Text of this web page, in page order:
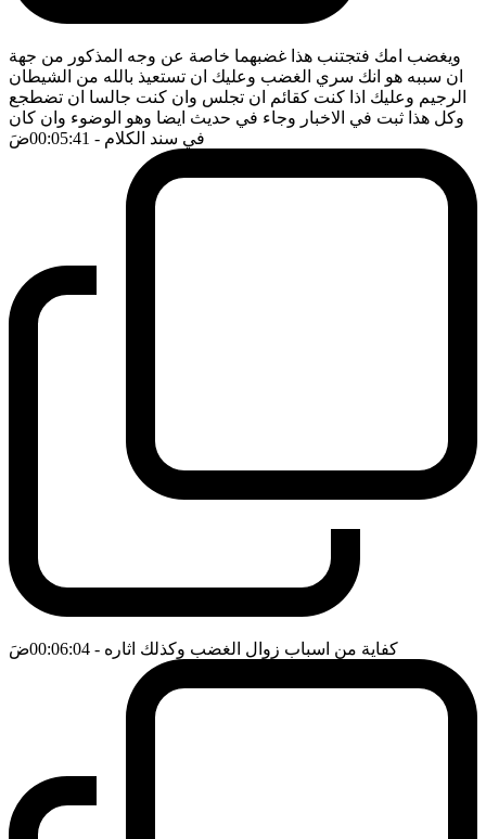
ويغضب امك فتجتنب هذا غضبهما خاصة عن وجه المذكور من جهة
ان سببه هو انك سري الغضب وعليك ان تستعيذ بالله من الشيطان
الرجيم وعليك اذا كنت كقائم ان تجلس وان كنت جالسا ان تضطجع
وكل هذا ثبت في الاخبار وجاء في حديث ايضا وهو الوضوء وان كان
في سند الكلام - 00:05:41 ضَ
كفاية من اسباب زوال الغضب وكذلك اثاره - 00:06:04 ضَ